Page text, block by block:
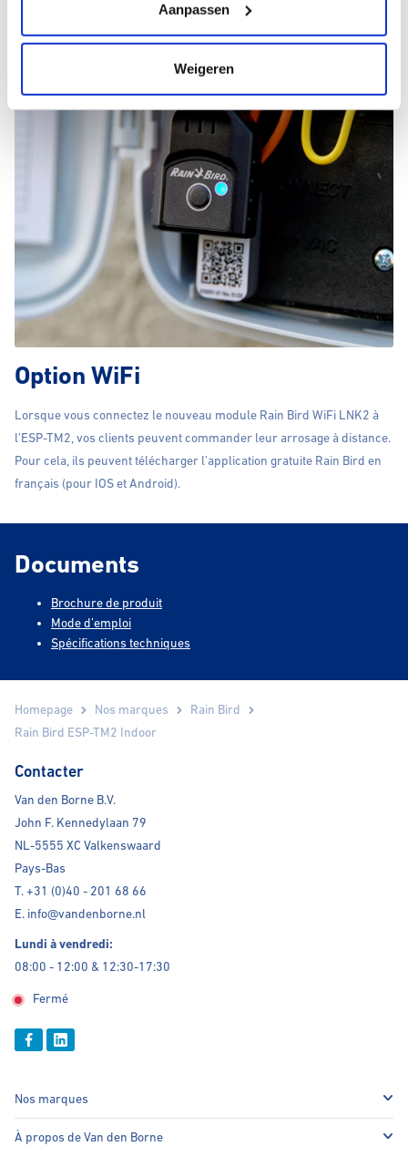
Aanpassen
Weigeren
Option WiFi
Lorsque vous connectez le nouveau module Rain Bird WiFi LNK2 à
l’ESP-TM2, vos clients peuvent commander leur arrosage à distance.
Pour cela, ils peuvent télécharger l’application gratuite Rain Bird en
français (pour IOS et Android).
Documents
Brochure de produit
Mode d’emploi
Spécifications techniques
Homepage Nos marques
Rain Bird
Rain Bird ESP-TM2 Indoor
Contacter
Van den Borne B.V.
John F. Kennedylaan 79
NL-5555 XC Valkenswaard
Pays-Bas
T. +31 (0)40 - 201 68 66
E. info@vandenborne.nl
Lundi à vendredi:
08:00 - 12:00 & 12:30-17:30
Fermé
Nos marques
À propos de Van den Borne